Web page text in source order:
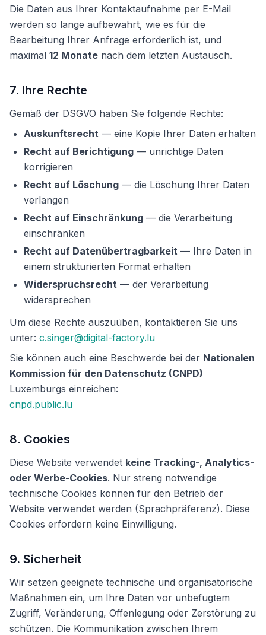
Die Daten aus Ihrer Kontaktaufnahme per E-Mail
werden so lange aufbewahrt, wie es für die
Bearbeitung Ihrer Anfrage erforderlich ist, und
maximal 12 Monate nach dem letzten Austausch.
7. Ihre Rechte
Gemäß der DSGVO haben Sie folgende Rechte:
Auskunftsrecht — eine Kopie Ihrer Daten erhalten
Recht auf Berichtigung — unrichtige Daten
korrigieren
Recht auf Löschung — die Löschung Ihrer Daten
verlangen
Recht auf Einschränkung — die Verarbeitung
einschränken
Recht auf Datenübertragbarkeit — Ihre Daten in
einem strukturierten Format erhalten
Widerspruchsrecht — der Verarbeitung
widersprechen
Um diese Rechte auszuüben, kontaktieren Sie uns
unter: c.singer@digital-factory.lu
Sie können auch eine Beschwerde bei der Nationalen
Kommission für den Datenschutz (CNPD)
Luxemburgs einreichen:
cnpd.public.lu
8. Cookies
Diese Website verwendet keine Tracking-, Analytics-
oder Werbe-Cookies. Nur streng notwendige
technische Cookies können für den Betrieb der
Website verwendet werden (Sprachpräferenz). Diese
Cookies erfordern keine Einwilligung.
9. Sicherheit
Wir setzen geeignete technische und organisatorische
Maßnahmen ein, um Ihre Daten vor unbefugtem
Zugriff, Veränderung, Offenlegung oder Zerstörung zu
schützen. Die Kommunikation zwischen Ihrem